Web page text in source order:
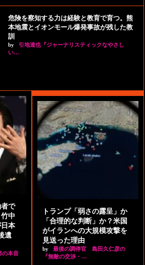
危険を察知する力は経験と教育で育つ。熊
本地震とイオンモール爆発事故が残した教
訓
by
引地達也『ジャーナリスティックなやさし
い…
者で
中
本
遺
の本音
トランプ「弱さの露呈」か
「合理的な判断」か？米国
がイランへの大規模攻撃を
見送った理由
by
最後の調停官 島田久仁彦の
『無敵の交渉・…